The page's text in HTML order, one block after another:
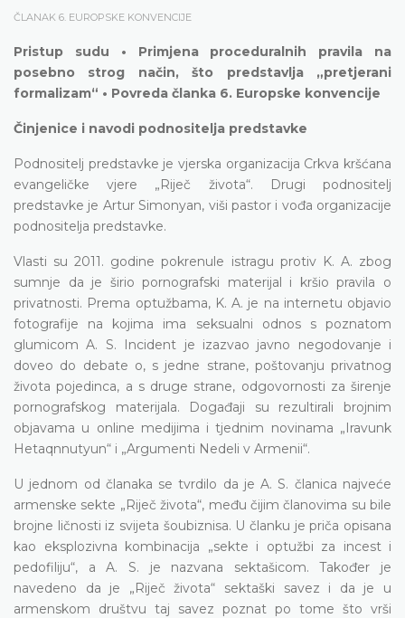
ČLANAK 6. EUROPSKE KONVENCIJE
Pristup sudu • Primjena proceduralnih pravila na
posebno strog način, što predstavlja „pretjerani
formalizam“ • Povreda članka 6. Europske konvencije
Činjenice i navodi podnositelja predstavke
Podnositelj predstavke je vjerska organizacija Crkva kršćana
evangeličke vjere „Riječ života“. Drugi podnositelj
predstavke je Artur Simonyan, viši pastor i vođa organizacije
podnositelja predstavke.
Vlasti su 2011. godine pokrenule istragu protiv K. A. zbog
sumnje da je širio pornografski materijal i kršio pravila o
privatnosti. Prema optužbama, K. A. je na internetu objavio
fotografije na kojima ima seksualni odnos s poznatom
glumicom A. S. Incident je izazvao javno negodovanje i
doveo do debate o, s jedne strane, poštovanju privatnog
života pojedinca, a s druge strane, odgovornosti za širenje
pornografskog materijala. Događaji su rezultirali brojnim
objavama u online medijima i tjednim novinama „Iravunk
Hetaqnnutyun“ i „Argumenti Nedeli v Armenii“.
U jednom od članaka se tvrdilo da je A. S. članica najveće
armenske sekte „Riječ života“, među čijim članovima su bile
brojne ličnosti iz svijeta šoubiznisa. U članku je priča opisana
kao eksplozivna kombinacija „sekte i optužbi za incest i
pedofiliju“, a A. S. je nazvana sektašicom. Također je
navedeno da je „Riječ života“ sektaški savez i da je u
armenskom društvu taj savez poznat po tome što vrši